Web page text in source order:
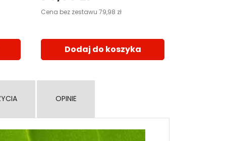
Cena bez zestawu 79,98 zł
Dodaj do koszyka
OPINIE